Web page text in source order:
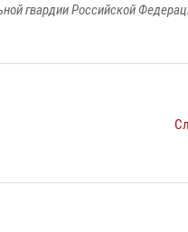
гвардии Российской